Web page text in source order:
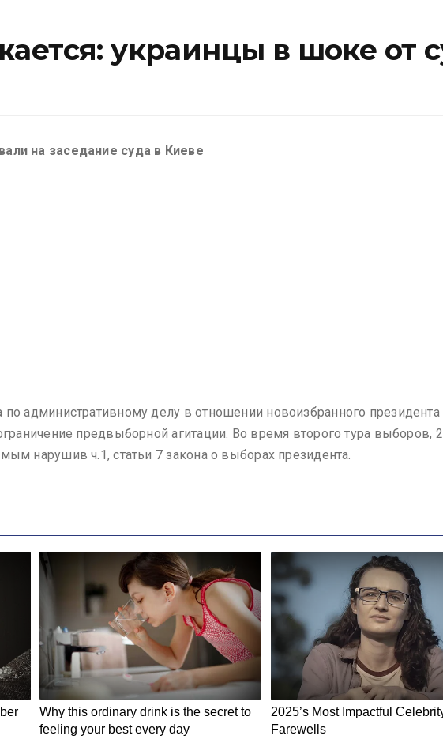
украинцы в шоке от
на заседание суда в Киеве
административному делу в отношении новоизбранного
предвыборной агитации. Во время второго тура выборов,
нарушив ч.1, статьи 7 закона о выборах президента.